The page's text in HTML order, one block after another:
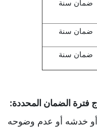
ضمان سنة
ضمان سنة
ضمان سنة
أو خدشه أو عدم وضوحه